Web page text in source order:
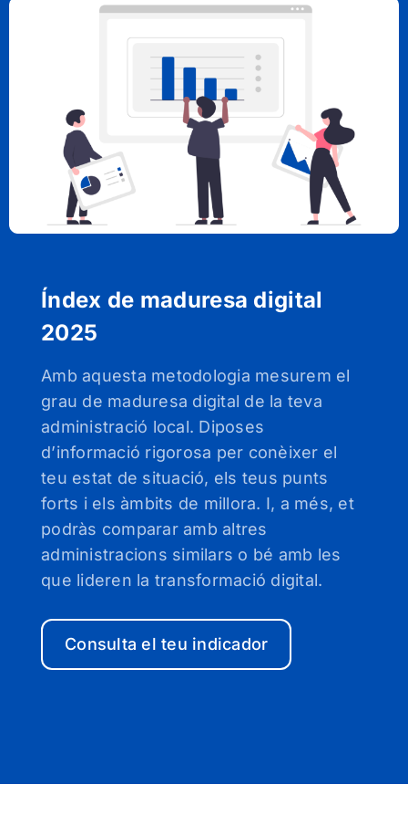
Índex de maduresa digital
2025
Amb aquesta metodologia mesurem el
grau de maduresa digital de la teva
administració local. Diposes
d’informació rigorosa per conèixer el
teu estat de situació, els teus punts
forts i els àmbits de millora. I, a més, et
podràs comparar amb altres
administracions similars o bé amb les
que lideren la transformació digital.
Consulta el teu indicador